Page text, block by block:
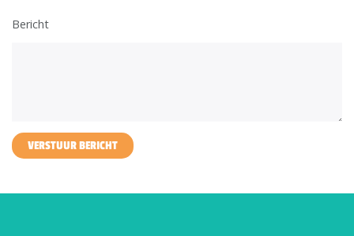
Bericht
VERSTUUR BERICHT